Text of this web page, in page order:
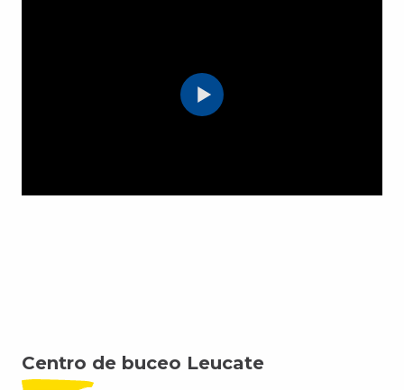
Centro de buceo Leucate